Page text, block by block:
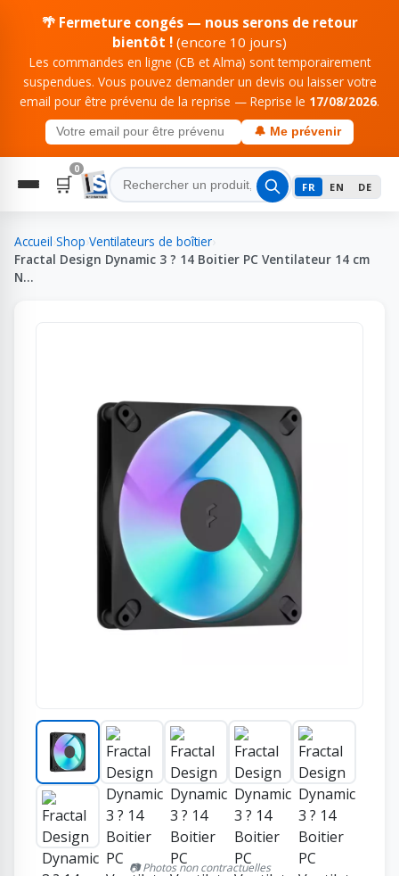
🌴 Fermeture congés — nous serons de retour
bientôt ! (encore 10 jours)
Les commandes en ligne (CB et Alma) sont temporairement
suspendues. Vous pouvez demander un devis ou laisser votre
email pour être prévenu de la reprise — Reprise le 17/08/2026.
🔔 Me prévenir
🛒
0
FR EN DE
Accueil Shop Ventilateurs de boîtier
Fractal Design Dynamic 3 ? 14 Boitier PC Ventilateur 14 cm
N…
📷 Photos non contractuelles